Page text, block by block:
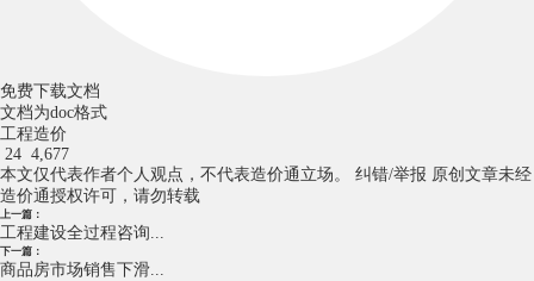
免费下载文档
文档为doc格式
工程造价
24 4,677
本文仅代表作者个人观点，不代表造价通立场。 纠错/举报 原创文章未经
造价通授权许可，请勿转载
上一篇：
工程建设全过程咨询...
下一篇：
商品房市场销售下滑...